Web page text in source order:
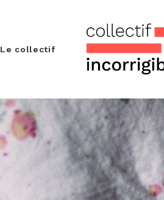
Le collectif